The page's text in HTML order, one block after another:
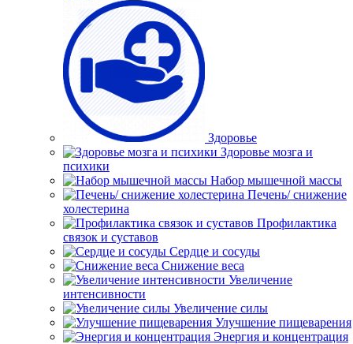
Здоровье
Здоровье мозга и
психики
Набор мышечной массы
Печень/ снижение
холестерина
Профилактика
связок и суставов
Сердце и сосуды
Снижение веса
Увеличение
интенсивности
Увеличение силы
Улучшение пищеварения
Энергия и концентрация